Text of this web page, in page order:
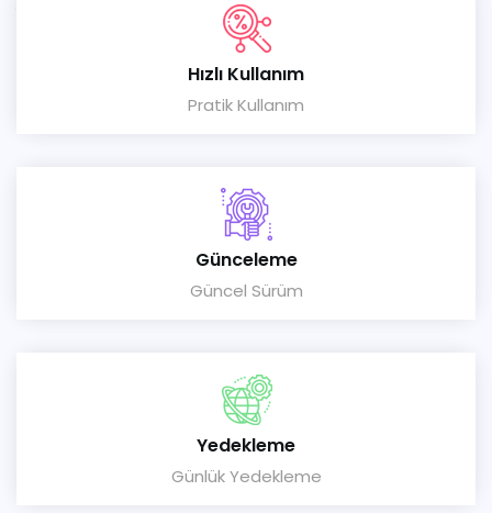
Hızlı Kullanım
Pratik Kullanım
Günceleme
Güncel Sürüm
Yedekleme
Günlük Yedekleme